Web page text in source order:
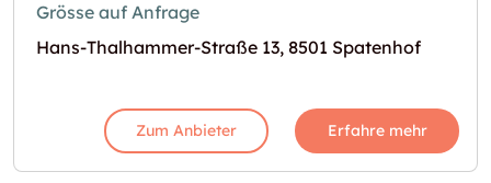
Grösse auf Anfrage
Hans-Thalhammer-Straße 13, 8501 Spatenhof
Zum Anbieter Erfahre mehr